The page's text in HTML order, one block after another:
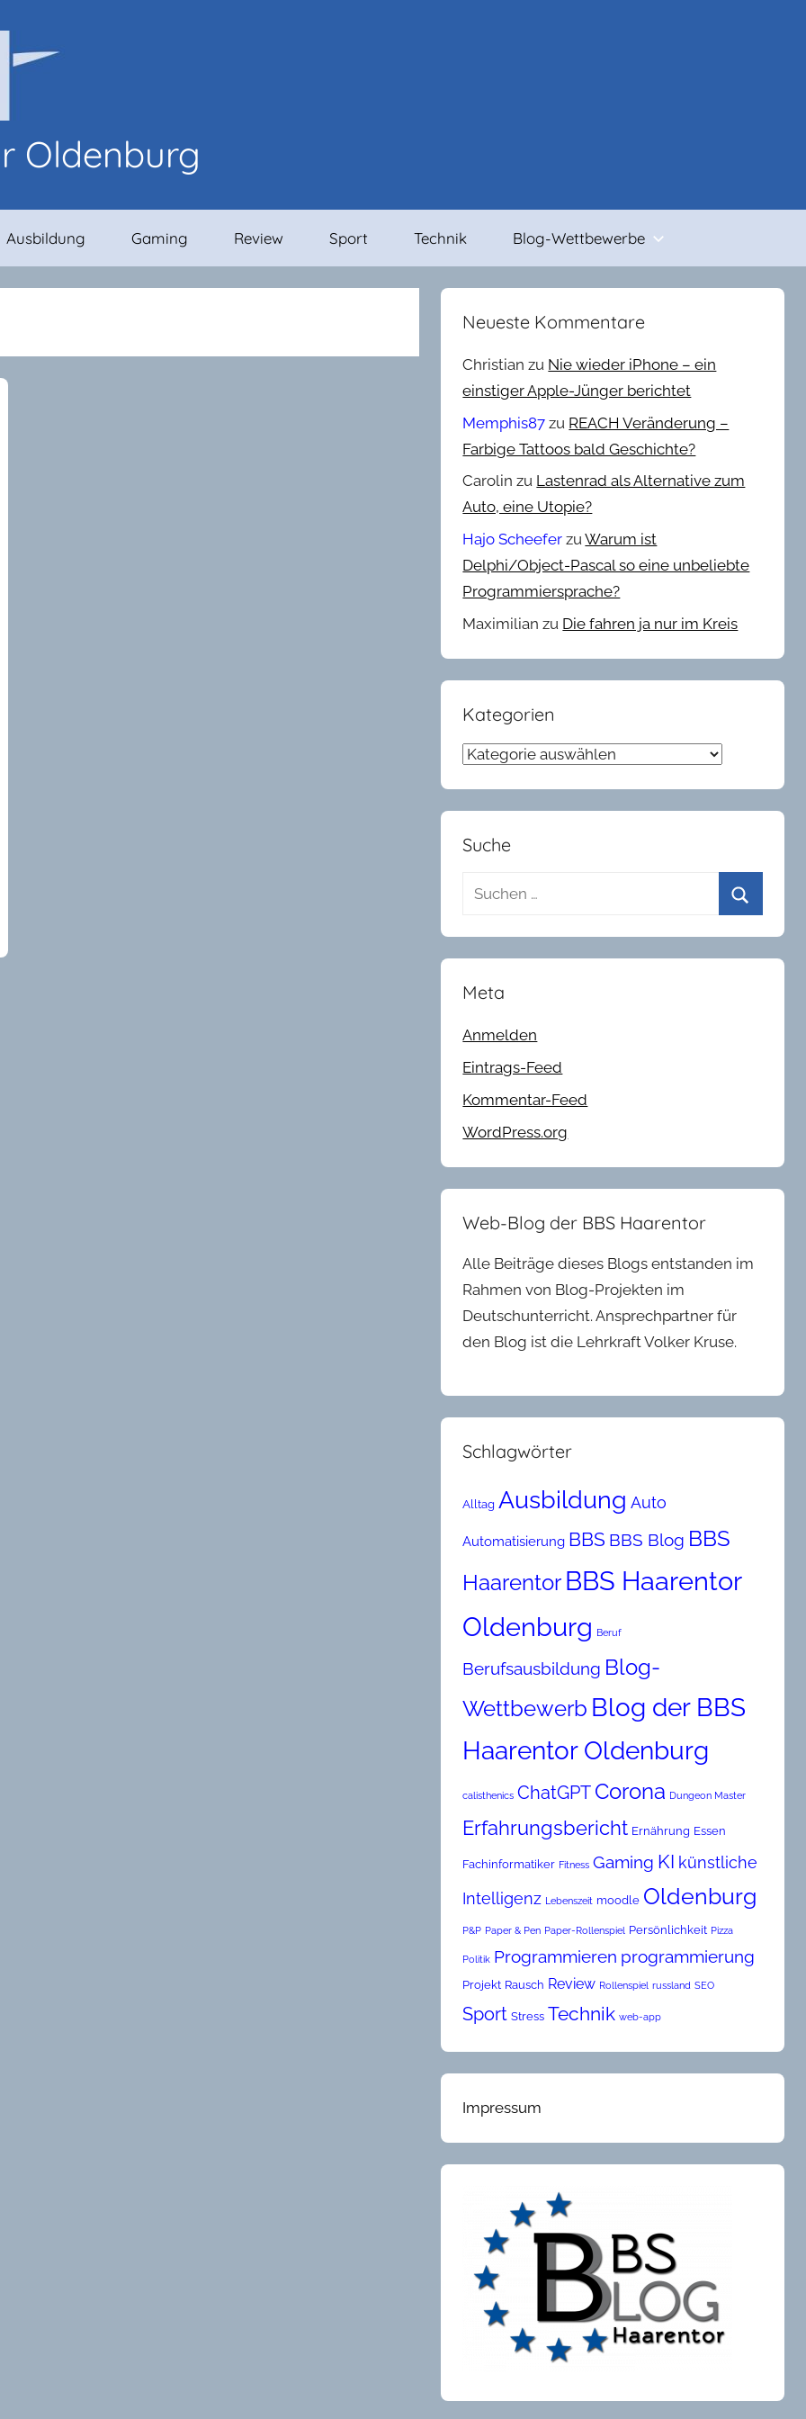
Oldenburg
Ausbildung Gaming Review Sport Technik Blog-Wettbewerbe
Neueste Kommentare
Christian zu Nie wieder iPhone – ein
einstiger Apple-Jünger berichtet
Memphis87 zu REACH Veränderung –
Farbige Tattoos bald Geschichte?
Carolin zu Lastenrad als Alternative zum
Auto, eine Utopie?
Hajo Scheefer zuWarum ist
Delphi/Object-Pascal so eine unbeliebte
Programmiersprache?
Maximilian zu Die fahren ja nur im Kreis
Kategorien
Kategorien
Suche
Suchen
Meta
Anmelden
Eintrags-Feed
Kommentar-Feed
WordPress.org
Web-Blog der BBS Haarentor
Alle Beiträge dieses Blogs entstanden im
Rahmen von Blog-Projekten im
Deutschunterricht. Ansprechpartner für
den Blog ist die Lehrkraft Volker Kruse.
Schlagwörter
Alltag Ausbildung Auto
Automatisierung BBS BBS Blog BBS
Haarentor BBS Haarentor
Oldenburg Beruf
Berufsausbildung Blog-
Wettbewerb Blog der BBS
Haarentor Oldenburg
calisthenics ChatGPT Corona Dungeon Master
Erfahrungsbericht Ernährung Essen
Fachinformatiker Fitness Gaming KI künstliche
Intelligenz Lebenszeit moodle Oldenburg
P&P Paper & Pen Paper-Rollenspiel Persönlichkeit Pizza
Politik Programmieren programmierung
Projekt Rausch Review Rollenspiel russland SEO
Sport Stress Technik web-app
Impressum